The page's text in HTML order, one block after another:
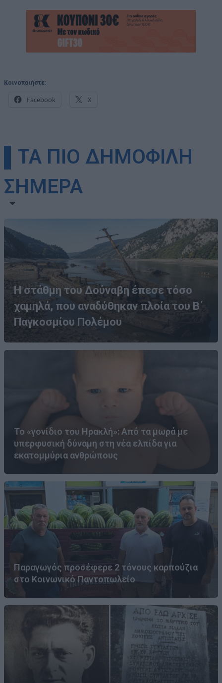
Κοινοποιήστε:
Facebook X
▌ΤΑ ΠΙΟ ΔΗΜΟΦΙΛΗ
ΣΗΜΕΡΑ
Η στάθμη του Δούναβη έπεσε τόσο
χαμηλά, που αναδύθηκαν πλοία του Β΄
Παγκοσμίου Πολέμου
Το «γονίδιο του Ηρακλή»: Από τα μωρά με
υπερφυσική δύναμη στη νέα ελπίδα για
εκατομμύρια ανθρώπους
Παραγωγός προσέφερε 2 τόνους καρπούζια
στο Κοινωνικό Παντοπωλείο